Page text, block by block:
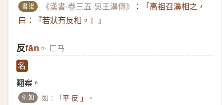
書證 《漢書·卷三五·吳王濞傳》 ：
「高祖召濞相之，
曰：『若狀有反相。』」
反fān ㄈㄢ
名
翻案。
例如 如： 「平 反 」 。